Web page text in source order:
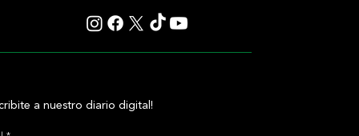
a nuestro diario digital!